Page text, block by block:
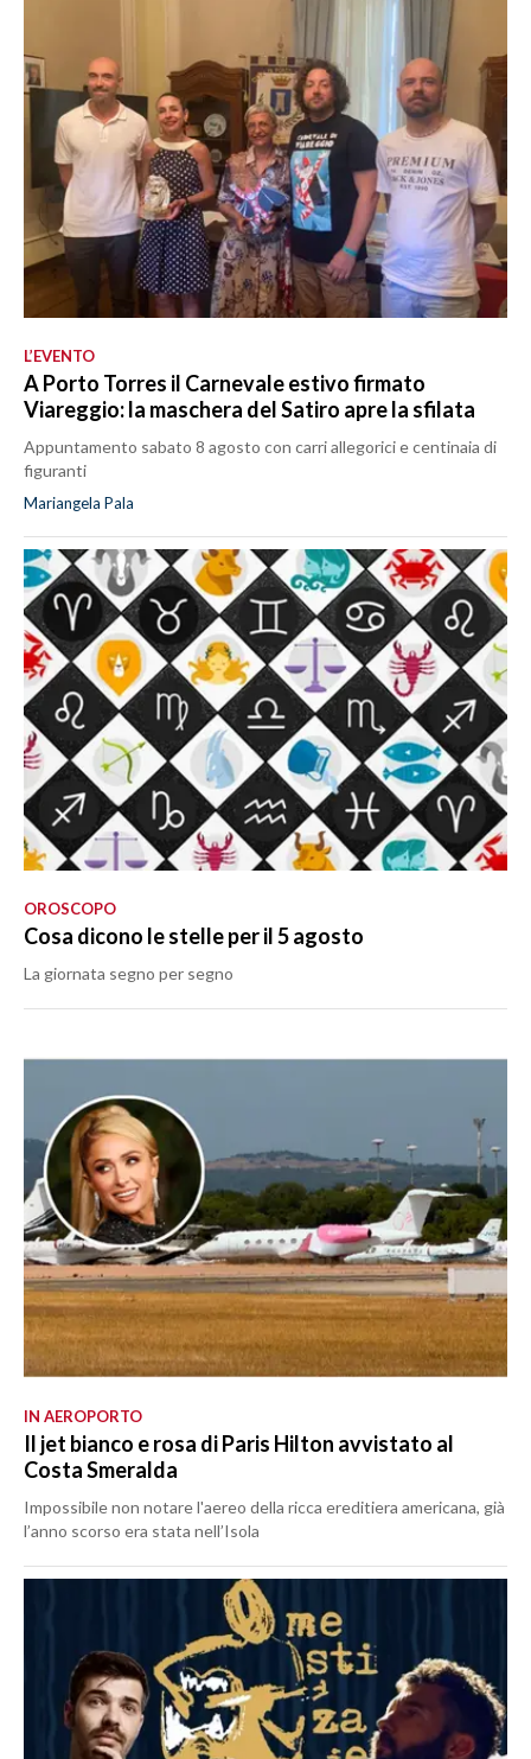
L’EVENTO
A Porto Torres il Carnevale estivo firmato
Viareggio: la maschera del Satiro apre la sfilata
Appuntamento sabato 8 agosto con carri allegorici e centinaia di
figuranti
Mariangela Pala
OROSCOPO
Cosa dicono le stelle per il 5 agosto
La giornata segno per segno
IN AEROPORTO
Il jet bianco e rosa di Paris Hilton avvistato al
Costa Smeralda
Impossibile non notare l'aereo della ricca ereditiera americana, già
l’anno scorso era stata nell’Isola